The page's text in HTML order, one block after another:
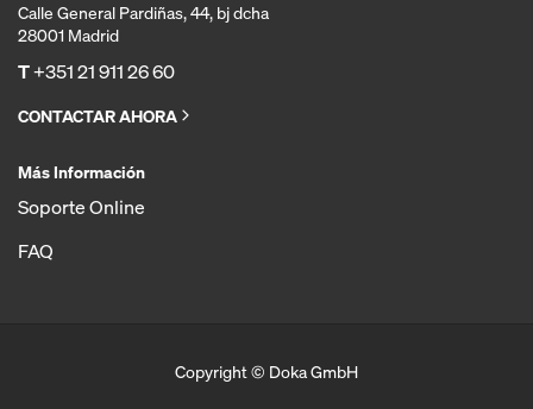
Calle General Pardiñas, 44, bj dcha
28001 Madrid
T+351 21 911 26 60
CONTACTAR AHORA
Más Información
Soporte Online
FAQ
Copyright © Doka GmbH